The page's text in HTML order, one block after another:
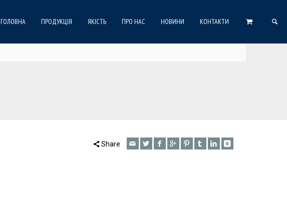
ГОЛОВНА ПРОДУКЦІЯ ЯКІСТЬ ПРО НАС НОВИНИ КОНТАКТИ
Share